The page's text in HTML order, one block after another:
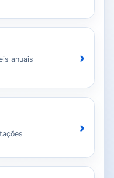
anuais
›
›